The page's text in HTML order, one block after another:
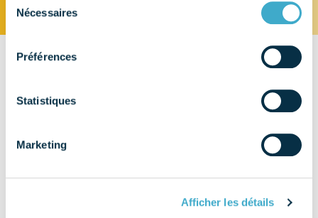
consentement
Nécessaires
Préférences
Statistiques
Marketing
Afficher les détails
163 Quai Aulagnier
92600 Asnières-sur-Seine
EMAIL